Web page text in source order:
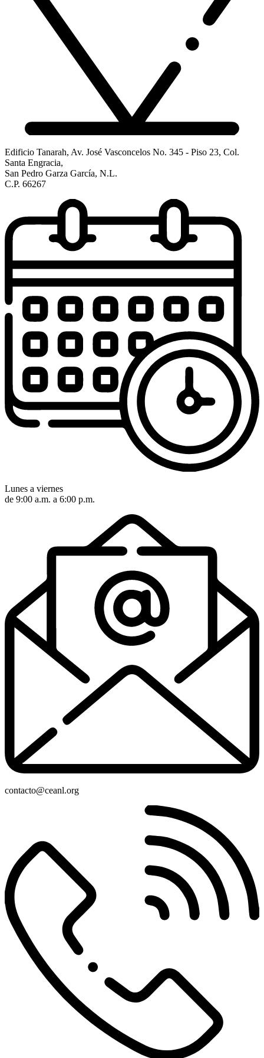
Edificio Tanarah, Av. José Vasconcelos No. 345 - Piso 23, Col.
Santa Engracia,
San Pedro Garza García, N.L.
C.P. 66267
Lunes a viernes
de 9:00 a.m. a 6:00 p.m.
contacto@ceanl.org